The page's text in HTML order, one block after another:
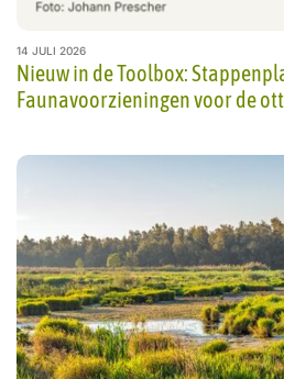
14 JULI 2026
Nieuw in de Toolbox:
Faunavoorzieningen voor de